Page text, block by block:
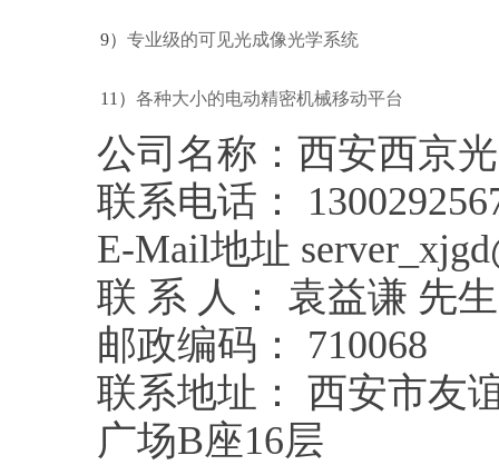
9） 专业级的可见光成像光学系统
11） 各种大小的电动精密机械移动平台
公司名称：西安西京
联系电话：
E-Mail地址
联 系 人： 袁益谦 先生
邮政编码： 710068
联系地址： 西安市友
广场B座16层